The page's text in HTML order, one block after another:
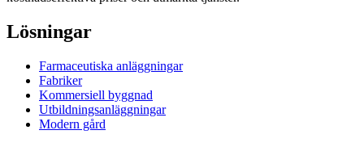
Lösningar
Farmaceutiska anläggningar
Fabriker
Kommersiell byggnad
Utbildningsanläggningar
Modern gård